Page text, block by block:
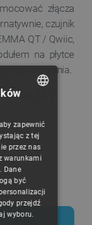
złącza
czujnik
QT / Qwiic,
na płytce
lutowania.
V do 5,5 V
I2C
I2C
CZECH
ENGLISH
GERMAN
zapewnić
z tej
przez nas
warunkami
Dane
być
przejdź
wyboru.